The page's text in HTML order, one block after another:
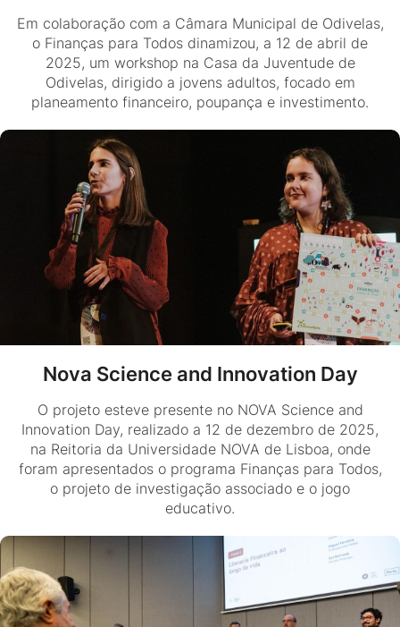
Em colaboração com a Câmara Municipal de Odivelas,
o Finanças para Todos dinamizou, a 12 de abril de
2025, um workshop na Casa da Juventude de
Odivelas, dirigido a jovens adultos, focado em
planeamento financeiro, poupança e investimento.
Nova Science and Innovation Day
O projeto esteve presente no NOVA Science and
Innovation Day, realizado a 12 de dezembro de 2025,
na Reitoria da Universidade NOVA de Lisboa, onde
foram apresentados o programa Finanças para Todos,
o projeto de investigação associado e o jogo
educativo.